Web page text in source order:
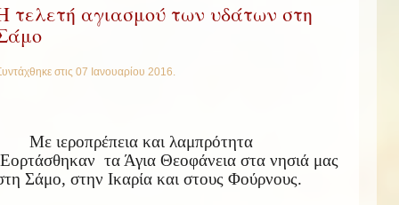
τελετή αγιασμού των υδάτων στη
στις 07 Ιανουαρίου 2016.
Με ιεροπρέπεια και λαμπρότητα
τα Άγια Θεοφάνεια στα νησιά μας
Σάμο, στην Ικαρία και στους Φούρνους.